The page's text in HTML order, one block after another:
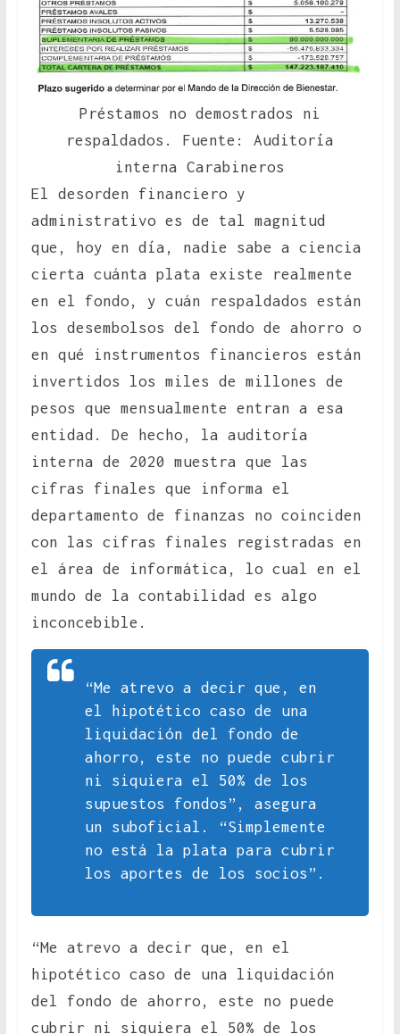
Préstamos no demostrados ni
respaldados. Fuente: Auditoría
interna Carabineros
El desorden financiero y
administrativo es de tal magnitud
que, hoy en día, nadie sabe a ciencia
cierta cuánta plata existe realmente
en el fondo, y cuán respaldados están
los desembolsos del fondo de ahorro o
en qué instrumentos financieros están
invertidos los miles de millones de
pesos que mensualmente entran a esa
entidad. De hecho, la auditoría
interna de 2020 muestra que las
cifras finales que informa el
departamento de finanzas no coinciden
con las cifras finales registradas en
el área de informática, lo cual en el
mundo de la contabilidad es algo
inconcebible.
“Me atrevo a decir que, en
el hipotético caso de una
liquidación del fondo de
ahorro, este no puede cubrir
ni siquiera el 50% de los
supuestos fondos”, asegura
un suboficial. “Simplemente
no está la plata para cubrir
los aportes de los socios”.
“Me atrevo a decir que, en el
hipotético caso de una liquidación
del fondo de ahorro, este no puede
cubrir ni siquiera el 50% de los